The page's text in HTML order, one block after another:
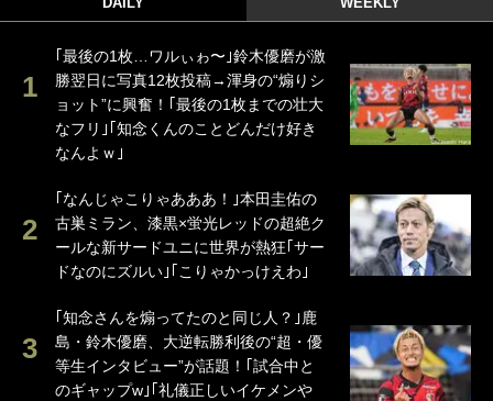
｢最後の1枚…ワルぃゎ〜｣鈴木優磨が激
勝翌日に写真12枚投稿→渾身の“煽りシ
ョット”に興奮！｢最後の1枚までの壮大
なフリ｣｢知念くんのことどんだけ好き
なんよｗ｣
｢なんじゃこりゃあああ！｣本田圭佑の
古巣ミラン、漆黒×蛍光レッドの超絶ク
ールな新サードユニに世界が熱狂｢サー
ドなのにズルい｣｢こりゃかっけえわ｣
｢知念さんを煽ってたのと同じ人？｣鹿
島・鈴木優磨、大逆転勝利後の“超・優
等生インタビュー”が話題！｢試合中と
のギャップw｣｢礼儀正しいイケメンや